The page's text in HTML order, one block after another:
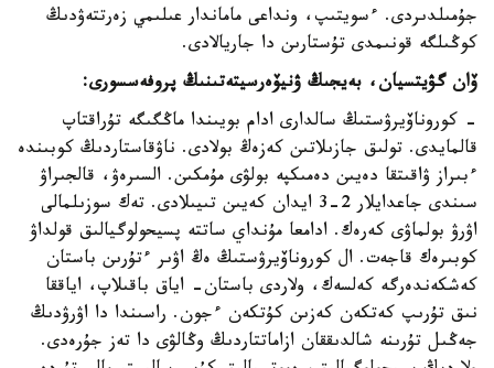
جۇمىلدىردى. ءسويتىپ، ونداعى ماماندار عىلىمي زەرتتەۋدىڭ
كوڭىلگە قونىمدى تۇستارىن دا جاريالادى.
ۆان گۋيتسيان، بەيجىڭ ۋنيۆەرسيتەتىنىڭ پروفەسسورى:
- كوروناۆيرۋستىڭ سالدارى ادام بويىندا ماڭگىگە تۇراقتاپ
قالمايدى. تولىق جازىلاتىن كەزەڭ بولادى. ناۋقاستاردىڭ كوبىندە
ءبىراز ۋاقىتقا دەيىن دەمىكپە بولۋى مۇمكىن. السىرەۋ، قالجىراۋ
سىندى جاعدايلار 2-3 ايدان كەيىن تىيىلادى. تەك سوزىلمالى
اۋرۋ بولماۋى كەرەك. ادامعا مۇنداي ساتتە پسيحولوگيالىق قولداۋ
كوبىرەك قاجەت. ال كوروناۆيرۋستىڭ ەڭ اۋىر ءتۇرىن باستان
كەشكەندەرگە كەلسەك، ولاردى باستان- اياق باقىلاپ، اياققا
نىق تۇرىپ كەتكەن كەزىن كۇتكەن ءجون. راسىندا دا اۋرۋدىڭ
جەڭىل تۇرىنە شالدىققان ازاماتتاردىڭ وڭالۋى دا تەز جۇرەدى.